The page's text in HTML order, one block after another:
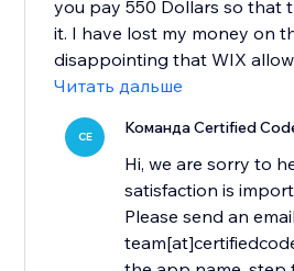
you pay 550 Dollars so that
it. I have lost my money on
disappointing that WIX
Читать дальше
CE Команда Certified
Hi, we are sorry to
satisfaction is
Please send an